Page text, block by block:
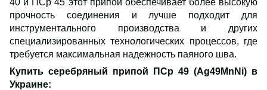
прочность соединения и лучше подходит для
инструментального производства и других
специализированных технологических процессов, где
требуется максимальная надежность паяного шва.
Купить серебряный припой ПСр 49 (Ag49MnNi) в
Украине: